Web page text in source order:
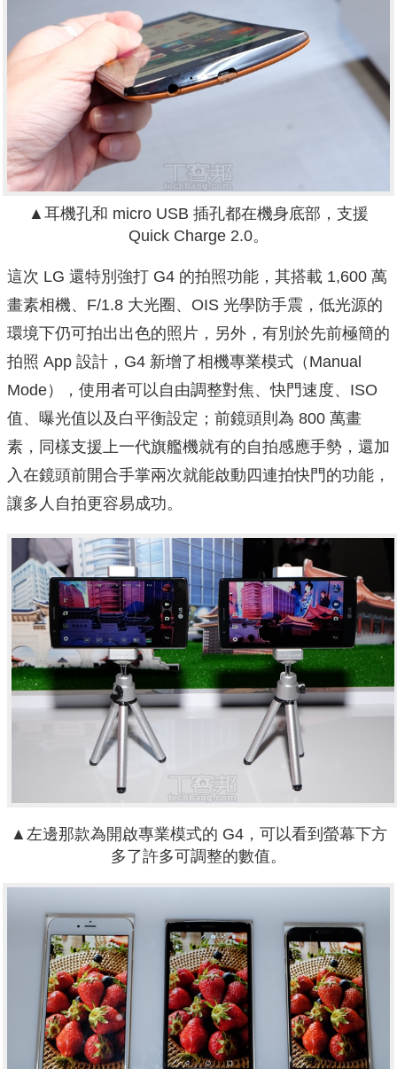
▲耳機孔和 micro USB 插孔都在機身底部，支援
Quick Charge 2.0。
這次 LG 還特別強打 G4 的拍照功能，其搭載 1,600 萬
畫素相機、F/1.8 大光圈、OIS 光學防手震，低光源的
環境下仍可拍出出色的照片，另外，有別於先前極簡的
拍照 App 設計，G4 新增了相機專業模式（Manual
Mode），使用者可以自由調整對焦、快門速度、ISO
值、曝光值以及白平衡設定；前鏡頭則為 800 萬畫
素，同樣支援上一代旗艦機就有的自拍感應手勢，還加
入在鏡頭前開合手掌兩次就能啟動四連拍快門的功能，
讓多人自拍更容易成功。
▲左邊那款為開啟專業模式的 G4，可以看到螢幕下方
多了許多可調整的數值。